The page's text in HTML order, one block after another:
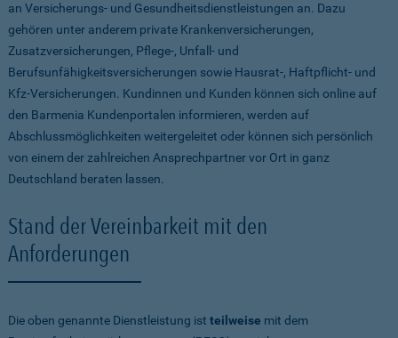
an Versicherungs- und Gesundheitsdienstleistungen an. Dazu
gehören unter anderem private Krankenversicherungen,
Zusatzversicherungen, Pflege-, Unfall- und
Berufsunfähigkeitsversicherungen sowie Hausrat-, Haftpflicht- und
Kfz-Versicherungen. Kundinnen und Kunden können sich online auf
den Barmenia Kundenportalen informieren, werden auf
Abschlussmöglichkeiten weitergeleitet oder können sich persönlich
von einem der zahlreichen Ansprechpartner vor Ort in ganz
Deutschland beraten lassen.
Stand der Vereinbarkeit mit den
Anforderungen
Die oben genannte Dienstleistung ist teilweise mit dem